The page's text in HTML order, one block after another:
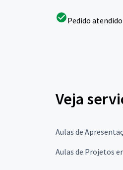
Pedido atendido
Veja
Aulas de
Aulas de Projetos